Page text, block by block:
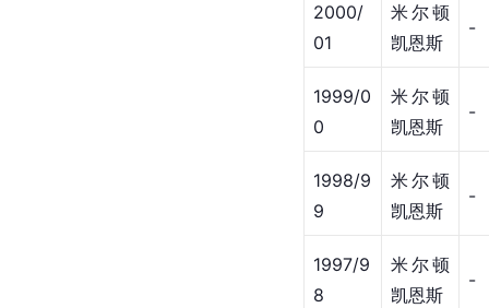
2000/
01
米尔顿
凯恩斯
-
1999/0
0
米尔顿
凯恩斯
-
1998/9
9
米尔顿
凯恩斯
-
1997/9
8
米尔顿
凯恩斯
-